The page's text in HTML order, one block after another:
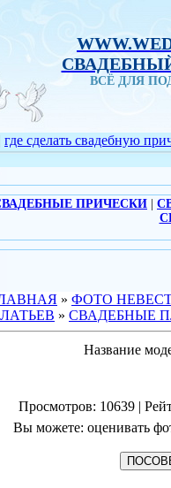
ВСЁ ДЛЯ
где сделать свадебную
ПРИЧЕСКИ
» ФОТО
» СВАДЕБНЫЕ
Название
Просмотров: 10639 |
Вы можете: оценивать